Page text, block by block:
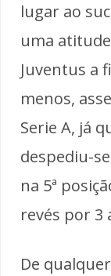
lugar ao
uma
Juventus a
menos,
Serie A, já
despediu-
na 5ª
revés por 3
De